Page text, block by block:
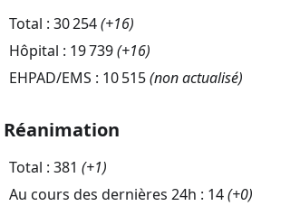
Total : 30 254(+16)
Hôpital : 19 739(+16)
EHPAD/EMS : 10 515(non actualisé)
Réanimation
Total : 381 (+1)
Au cours des dernières 24h : 14(+0)